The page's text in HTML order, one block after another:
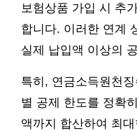
보험상품 가입 시 추
합니다. 이러한 연계
실제 납입액 이상의
특히, 연금소득원천
별 공제 한도를 정확
액까지 합산하여 최